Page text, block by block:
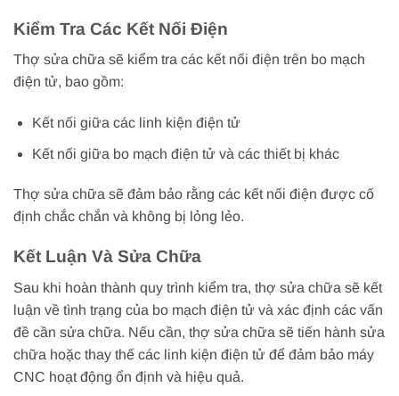
Kiểm Tra Các Kết Nối Điện
Thợ sửa chữa sẽ kiểm tra các kết nối điện trên bo mạch
điện tử, bao gồm:
Kết nối giữa các linh kiện điện tử
Kết nối giữa bo mạch điện tử và các thiết bị khác
Thợ sửa chữa sẽ đảm bảo rằng các kết nối điện được cố
định chắc chắn và không bị lỏng lẻo.
Kết Luận Và Sửa Chữa
Sau khi hoàn thành quy trình kiểm tra, thợ sửa chữa sẽ kết
luận về tình trạng của bo mạch điện tử và xác định các vấn
đề cần sửa chữa. Nếu cần, thợ sửa chữa sẽ tiến hành sửa
chữa hoặc thay thế các linh kiện điện tử để đảm bảo máy
CNC hoạt động ổn định và hiệu quả.